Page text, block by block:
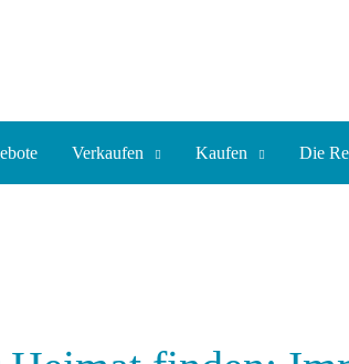
Verkaufen Kaufen Die